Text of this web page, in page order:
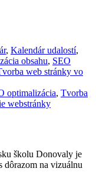
, Kalendár udalostí,
obsahu, SEO
web stránky vo
optimalizácia, Tvorba
webstránky
školu Donovaly je
dôrazom na vizuálnu